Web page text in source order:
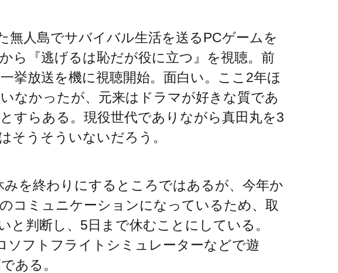
無人島でサバイバル生活を送るPCゲームを
ら『逃げるは恥だが役に立つ』を視聴。前
挙放送を機に視聴開始。面白い。ここ2年ほ
なかったが、元来はドラマが好きな質であ
すらある。現役世代でありながら真田丸を3
そうそういないだろう。
を終わりにするところではあるが、今年か
コミュニケーションになっているため、取
と判断し、5日まで休むことにしている。
ソフトフライトシミュレーターなどで遊
ある。